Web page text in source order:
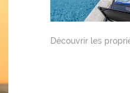
Découvrir les